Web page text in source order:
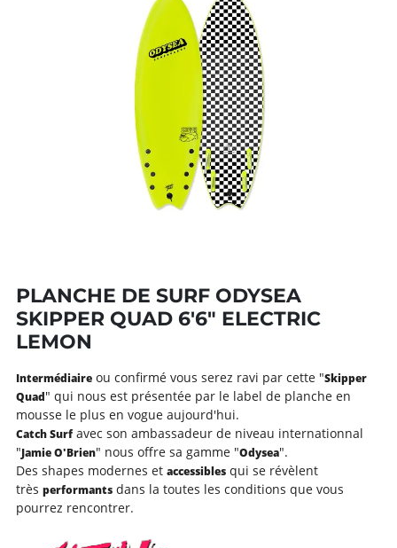
PLANCHE DE SURF ODYSEA
SKIPPER QUAD 6'6" ELECTRIC
LEMON
Intermédiaireou confirmé vous serez ravi par cette "Skipper
Quad" qui nous est présentée par le label de planche en
mousse le plus en vogue aujourd'hui.
Catch Surfavec son ambassadeur de niveau internationnal
"Jamie O'Brien" nous offre sa gamme "Odysea".
Des shapes modernes et accessiblesqui se révèlent
très performantsdans la toutes les conditions que vous
pourrez rencontrer.